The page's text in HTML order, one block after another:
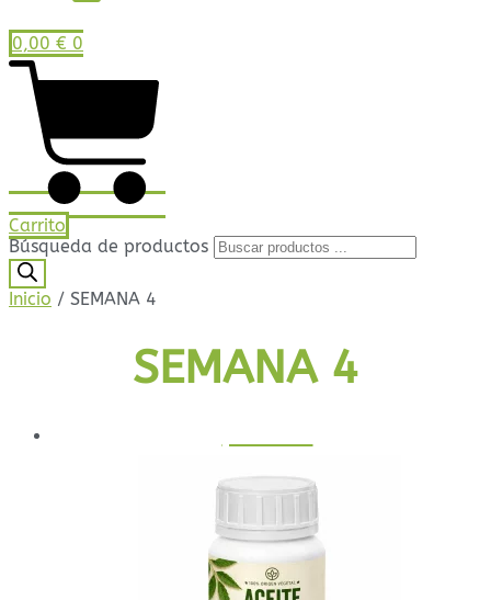
0,00 € 0
Carrito
Búsqueda de productos
Inicio / SEMANA 4
SEMANA 4